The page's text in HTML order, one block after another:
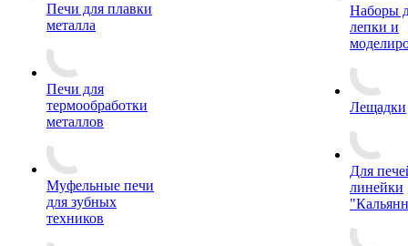
Печи для плавки
металла
Печи для
термообработки
металлов
Муфельные печи
для зубных
техников
Наборы
лепки и
Лещадки
Для
линейки